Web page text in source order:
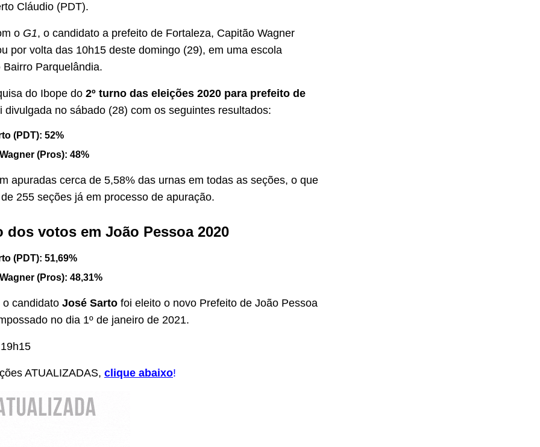
Cláudio (PDT).
o G1, o candidato a prefeito de Fortaleza, Capitão Wagner
por volta das 10h15 deste domingo (29), em uma escola
Parquelândia.
do Ibope do 2º turno das eleições 2020 para prefeito de
divulgada no sábado (28) com os seguintes resultados:
(PDT): 52%
(Pros): 48%
apuradas cerca de 5,58% das urnas em todas as seções, o que
255 seções já em processo de apuração.
dos votos em João Pessoa 2020
(PDT): 51,69%
(Pros): 48,31%
candidato José Sarto foi eleito o novo Prefeito de João Pessoa
no dia 1º de janeiro de 2021.
ATUALIZADAS, clique abaixo!